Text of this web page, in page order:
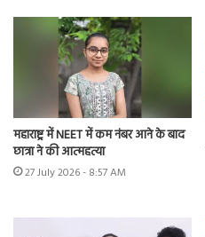
महाराष्ट्र में NEET में कम नंबर आने के बाद
छात्रा ने की आत्महत्या
27 July 2026 - 8:57 AM